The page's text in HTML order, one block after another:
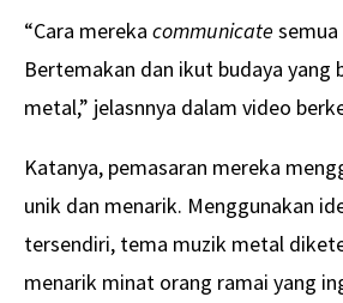
“Cara mereka communicate semua
Bertemakan dan ikut budaya yang
metal,” jelasnnya dalam video
Katanya, pemasaran mereka
unik dan menarik. Menggunakan
tersendiri, tema muzik metal
menarik minat orang ramai yang